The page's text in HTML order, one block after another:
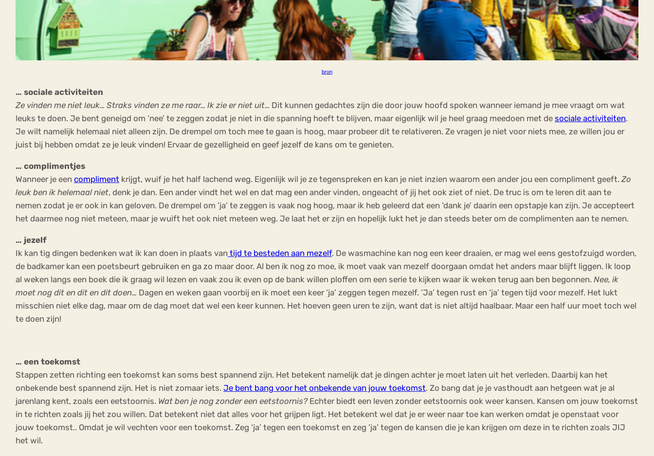
bron
… sociale activiteiten
Ze vinden me niet leuk… Straks vinden ze me raar… Ik zie er niet uit… Dit kunnen gedachtes zijn die door jouw hoofd spoken wanneer iemand je mee vraagt om wat
leuks te doen. Je bent geneigd om ‘nee’ te zeggen zodat je niet in die spanning hoeft te blijven, maar eigenlijk wil je heel graag meedoen met de sociale activiteiten.
Je wilt namelijk helemaal niet alleen zijn. De drempel om toch mee te gaan is hoog, maar probeer dit te relativeren. Ze vragen je niet voor niets mee, ze willen jou er
juist bij hebben omdat ze je leuk vinden! Ervaar de gezelligheid en geef jezelf de kans om te genieten.
… complimentjes
Wanneer je een compliment krijgt, wuif je het half lachend weg. Eigenlijk wil je ze tegenspreken en kan je niet inzien waarom een ander jou een compliment geeft.Zo
leuk ben ik helemaal niet, denk je dan. Een ander vindt het wel en dat mag een ander vinden, ongeacht of jij het ook ziet of niet. De truc is om te leren dit aan te
nemen zodat je er ook in kan geloven. De drempel om ‘ja’ te zeggen is vaak nog hoog, maar ik heb geleerd dat een ‘dank je’ daarin een opstapje kan zijn. Je accepteert
het daarmee nog niet meteen, maar je wuift het ook niet meteen weg. Je laat het er zijn en hopelijk lukt het je dan steeds beter om de complimenten aan te nemen.
… jezelf
Ik kan tig dingen bedenken wat ik kan doen in plaats van tijd te besteden aan mezelf. De wasmachine kan nog een keer draaien, er mag wel eens gestofzuigd worden,
de badkamer kan een poetsbeurt gebruiken en ga zo maar door. Al ben ik nog zo moe, ik moet vaak van mezelf doorgaan omdat het anders maar blijft liggen. Ik loop
al weken langs een boek die ik graag wil lezen en vaak zou ik even op de bank willen ploffen om een serie te kijken waar ik weken terug aan ben begonnen. Nee, ik
moet nog dit en dit en dit doen… Dagen en weken gaan voorbij en ik moet een keer ‘ja’ zeggen tegen mezelf. ‘Ja’ tegen rust en ‘ja’ tegen tijd voor mezelf. Het lukt
misschien niet elke dag, maar om de dag moet dat wel een keer kunnen. Het hoeven geen uren te zijn, want dat is niet altijd haalbaar. Maar een half uur moet toch wel
te doen zijn!
… een toekomst
Stappen zetten richting een toekomst kan soms best spannend zijn. Het betekent namelijk dat je dingen achter je moet laten uit het verleden. Daarbij kan het
onbekende best spannend zijn. Het is niet zomaar iets. Je bent bang voor het onbekende van jouw toekomst. Zo bang dat je je vasthoudt aan hetgeen wat je al
jarenlang kent, zoals een eetstoornis. Wat ben je nog zonder een eetstoornis?Echter biedt een leven zonder eetstoornis ook weer kansen. Kansen om jouw toekomst
in te richten zoals jij het zou willen. Dat betekent niet dat alles voor het grijpen ligt. Het betekent wel dat je er weer naar toe kan werken omdat je openstaat voor
jouw toekomst.. Omdat je wil vechten voor een toekomst. Zeg ‘ja’ tegen een toekomst en zeg ‘ja’ tegen de kansen die je kan krijgen om deze in te richten zoals JIJ
het wil.